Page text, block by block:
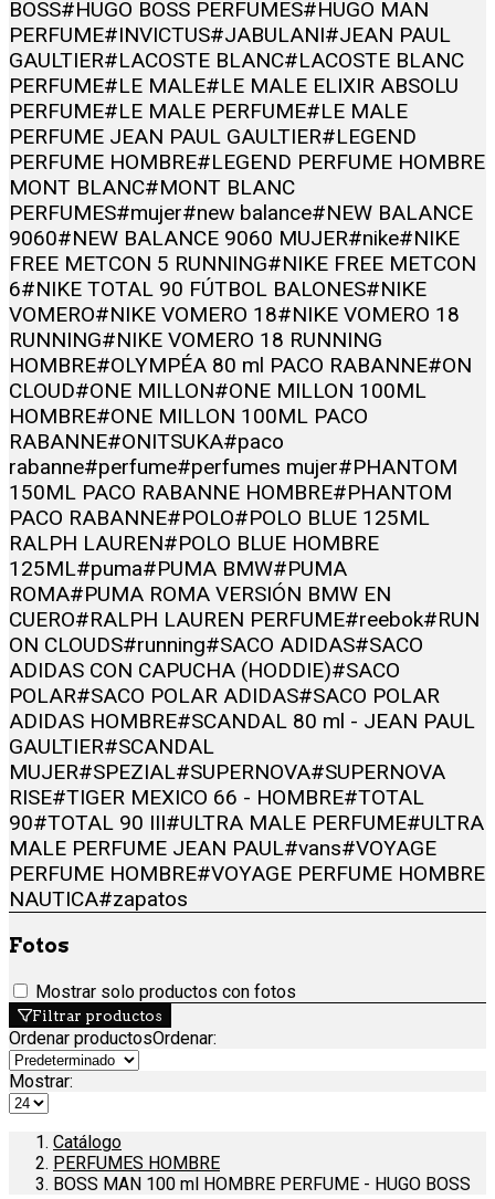
BOSS#HUGO BOSS PERFUMES#HUGO MAN
PERFUME#INVICTUS#JABULANI#JEAN PAUL
GAULTIER#LACOSTE BLANC#LACOSTE BLANC
PERFUME#LE MALE#LE MALE ELIXIR ABSOLU
PERFUME#LE MALE PERFUME#LE MALE
PERFUME JEAN PAUL GAULTIER#LEGEND
PERFUME HOMBRE#LEGEND PERFUME HOMBRE
MONT BLANC#MONT BLANC
PERFUMES#mujer#new balance#NEW BALANCE
9060#NEW BALANCE 9060 MUJER#nike#NIKE
FREE METCON 5 RUNNING#NIKE FREE METCON
6#NIKE TOTAL 90 FÚTBOL BALONES#NIKE
VOMERO#NIKE VOMERO 18#NIKE VOMERO 18
RUNNING#NIKE VOMERO 18 RUNNING
HOMBRE#OLYMPÉA 80 ml PACO RABANNE#ON
CLOUD#ONE MILLON#ONE MILLON 100ML
HOMBRE#ONE MILLON 100ML PACO
RABANNE#ONITSUKA#paco
rabanne#perfume#perfumes mujer#PHANTOM
150ML PACO RABANNE HOMBRE#PHANTOM
PACO RABANNE#POLO#POLO BLUE 125ML
RALPH LAUREN#POLO BLUE HOMBRE
125ML#puma#PUMA BMW#PUMA
ROMA#PUMA ROMA VERSIÓN BMW EN
CUERO#RALPH LAUREN PERFUME#reebok#RUN
ON CLOUDS#running#SACO ADIDAS#SACO
ADIDAS CON CAPUCHA (HODDIE)#SACO
POLAR#SACO POLAR ADIDAS#SACO POLAR
ADIDAS HOMBRE#SCANDAL 80 ml - JEAN PAUL
GAULTIER#SCANDAL
MUJER#SPEZIAL#SUPERNOVA#SUPERNOVA
RISE#TIGER MEXICO 66 - HOMBRE#TOTAL
90#TOTAL 90 III#ULTRA MALE PERFUME#ULTRA
MALE PERFUME JEAN PAUL#vans#VOYAGE
PERFUME HOMBRE#VOYAGE PERFUME HOMBRE
NAUTICA#zapatos
Fotos
Mostrar solo productos con fotos
Filtrar productos
Ordenar productosOrdenar:
Mostrar:
Catálogo
PERFUMES HOMBRE
BOSS MAN 100 ml HOMBRE PERFUME - HUGO BOSS